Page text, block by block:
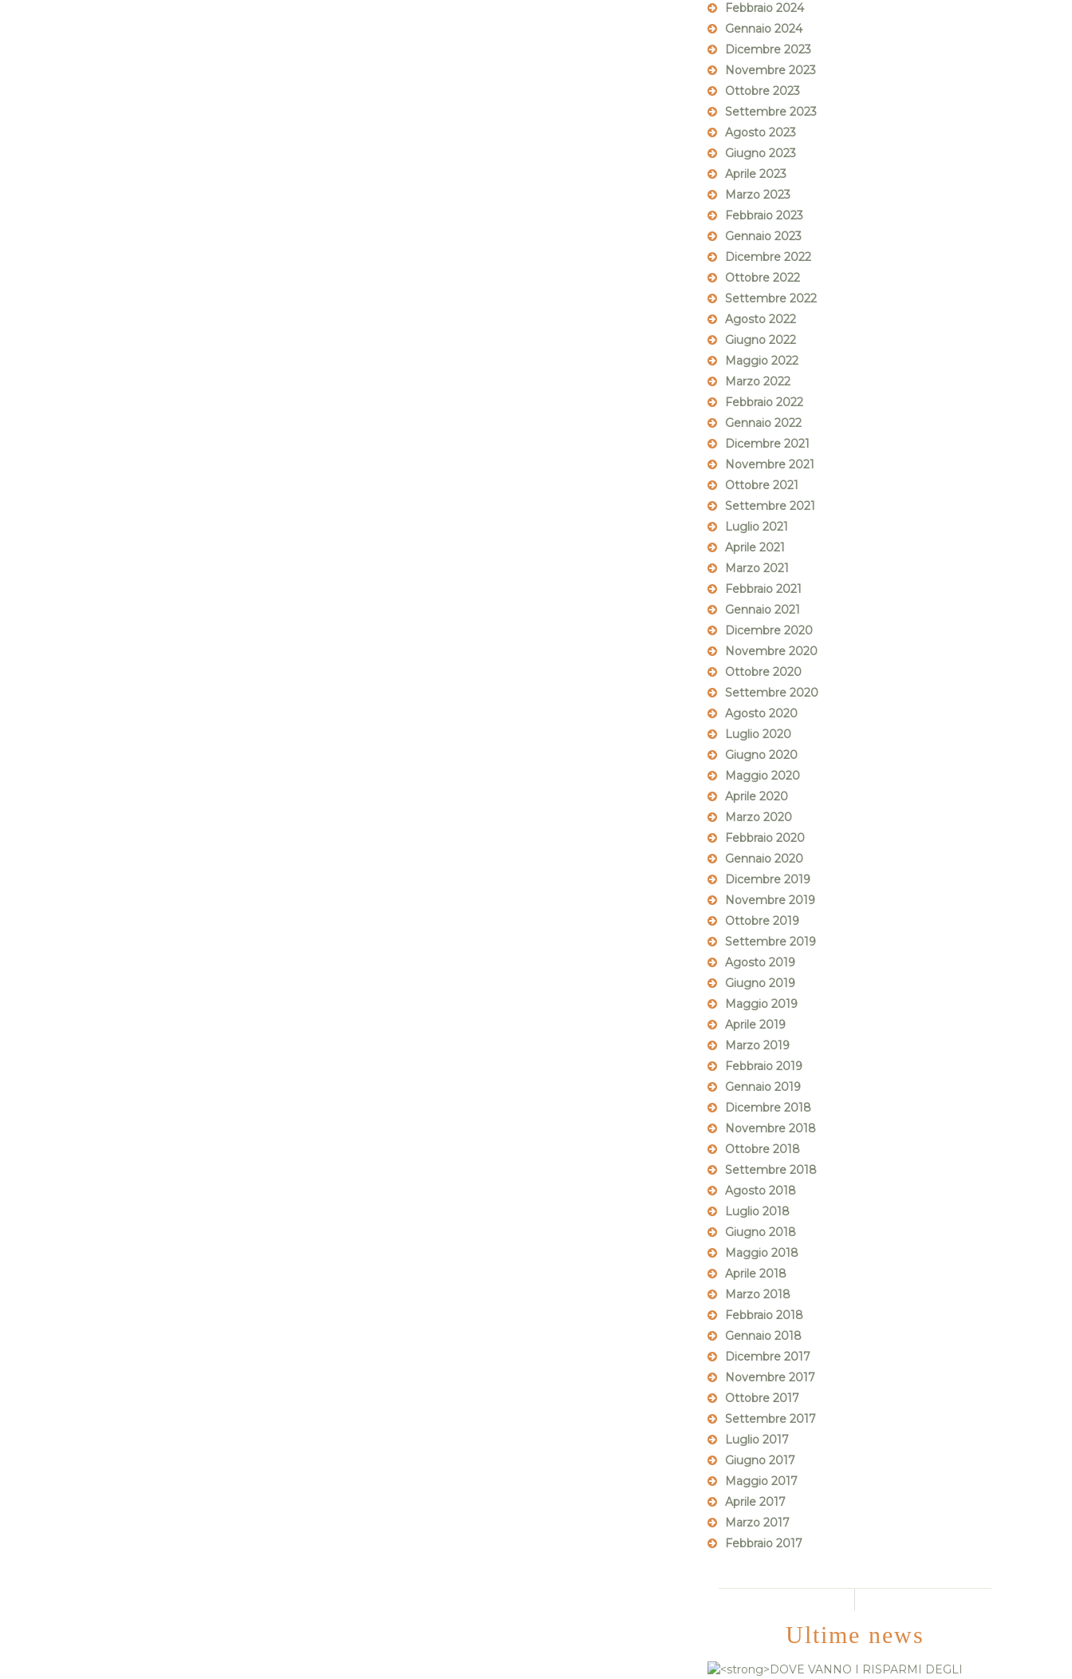
Febbraio 2024
Gennaio 2024
Dicembre 2023
Novembre 2023
Ottobre 2023
Settembre 2023
Agosto 2023
Giugno 2023
Aprile 2023
Marzo 2023
Febbraio 2023
Gennaio 2023
Dicembre 2022
Ottobre 2022
Settembre 2022
Agosto 2022
Giugno 2022
Maggio 2022
Marzo 2022
Febbraio 2022
Gennaio 2022
Dicembre 2021
Novembre 2021
Ottobre 2021
Settembre 2021
Luglio 2021
Aprile 2021
Marzo 2021
Febbraio 2021
Gennaio 2021
Dicembre 2020
Novembre 2020
Ottobre 2020
Settembre 2020
Agosto 2020
Luglio 2020
Giugno 2020
Maggio 2020
Aprile 2020
Marzo 2020
Febbraio 2020
Gennaio 2020
Dicembre 2019
Novembre 2019
Ottobre 2019
Settembre 2019
Agosto 2019
Giugno 2019
Maggio 2019
Aprile 2019
Marzo 2019
Febbraio 2019
Gennaio 2019
Dicembre 2018
Novembre 2018
Ottobre 2018
Settembre 2018
Agosto 2018
Luglio 2018
Giugno 2018
Maggio 2018
Aprile 2018
Marzo 2018
Febbraio 2018
Gennaio 2018
Dicembre 2017
Novembre 2017
Ottobre 2017
Settembre 2017
Luglio 2017
Giugno 2017
Maggio 2017
Aprile 2017
Marzo 2017
Febbraio 2017
Ultime news